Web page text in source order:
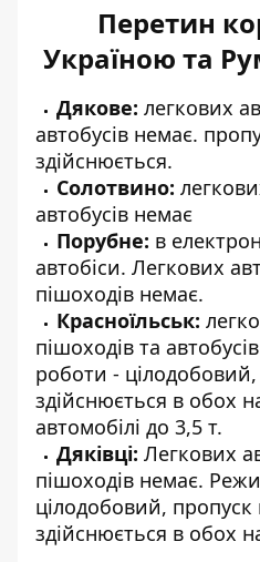
Перетин
Україною та
Дякове: легкових
автобусів немає.
здійснюється.
Солотвино:
автобусів немає
Порубне: в
автобіси. Легкових
пішоходів немає.
Красноїльськ:
пішоходів та
роботи -
здійснюється в обох
автомобілі до 3,5 т.
Дяківці: Легкових
пішоходів немає.
цілодобовий, пропуск
здійснюється в обох